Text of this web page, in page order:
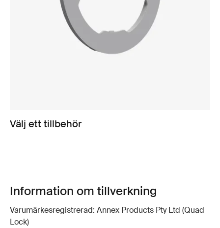
Välj ett tillbehör
Information om tillverkning
Varumärkesregistrerad: Annex Products Pty Ltd (Quad
Lock)